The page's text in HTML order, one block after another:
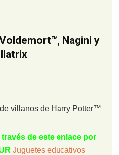
Nagini y
villanos de Harry Potter™
de este enlace por
Juguetes educativos